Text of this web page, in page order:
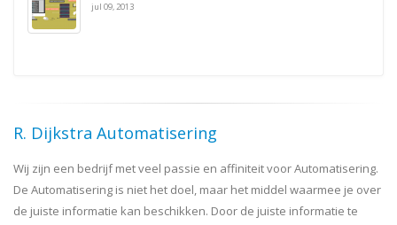
jul 09, 2013
R. Dijkstra Automatisering
Wij zijn een bedrijf met veel passie en affiniteit voor Automatisering.
De Automatisering is niet het doel, maar het middel waarmee je over
de juiste informatie kan beschikken. Door de juiste informatie te